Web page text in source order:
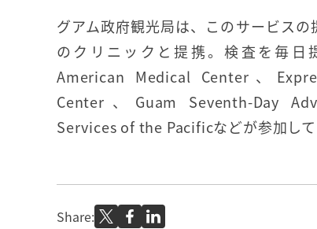
グアム政府観光局は、このサービス
のクリニックと提携。検査を毎日
American Medical Center、
Center、Guam Seventh-Day
Services of the Pacificなどが参加して
Share: